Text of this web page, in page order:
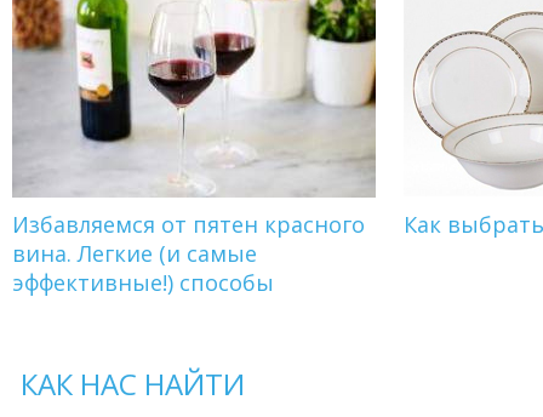
Избавляемся от пятен красного
вина. Легкие (и самые
эффективные!) способы
Как
КАК НАС НАЙТИ